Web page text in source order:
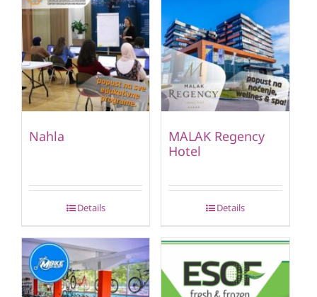
Nahla
Details
MALAK Regency
Hotel
Details